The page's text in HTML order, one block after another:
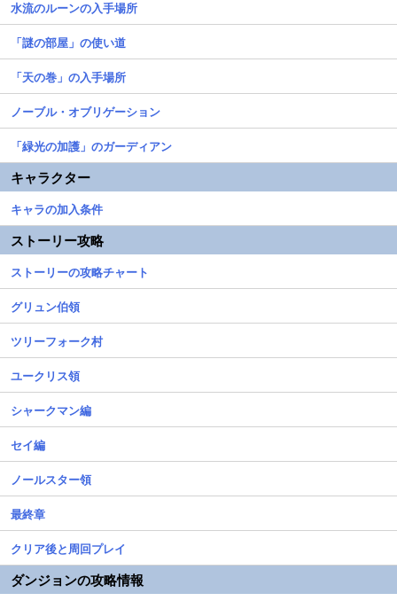
水流のルーンの入手場所
「謎の部屋」の使い道
「天の巻」の入手場所
ノーブル・オブリゲーション
「緑光の加護」のガーディアン
キャラクター
キャラの加入条件
ストーリー攻略
ストーリーの攻略チャート
グリュン伯領
ツリーフォーク村
ユークリス領
シャークマン編
セイ編
ノールスター領
最終章
クリア後と周回プレイ
ダンジョンの攻略情報